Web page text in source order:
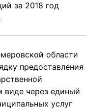
за 2018 год
области
предоставления
виде через единый
услуг